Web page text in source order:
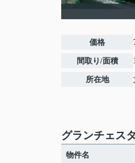
価格
間取り/面積
所在地
グランチェス
物件名